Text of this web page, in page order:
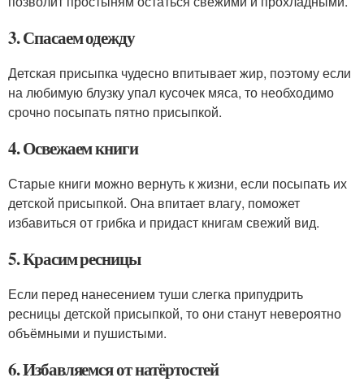
3. Спасаем одежду
Детская присыпка чудесно впитывает жир, поэтому если
на любимую блузку упал кусочек мяса, то необходимо
срочно посыпать пятно присыпкой.
4. Освежаем книги
Старые книги можно вернуть к жизни, если посыпать их
детской присыпкой. Она впитает влагу, поможет
избавиться от грибка и придаст книгам свежий вид.
5. Красим ресницы
Если перед нанесением туши слегка припудрить
ресницы детской присыпкой, то они станут невероятно
объёмными и пушистыми.
6. Избавляемся от натёртостей